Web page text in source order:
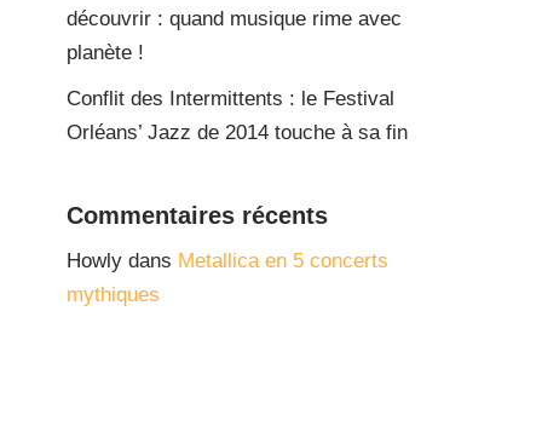
découvrir : quand musique rime avec
planète !
Conflit des Intermittents : le Festival
Orléans’ Jazz de 2014 touche à sa fin
Commentaires récents
Howly dans Metallica en 5 concerts
mythiques